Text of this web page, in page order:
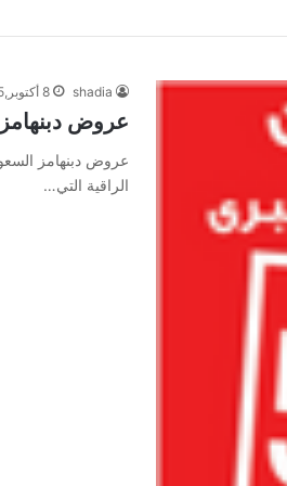
shadia 8 أكتوبر,2015
عروض دبنهامز
عروض دبنهامز
الراقية التي…